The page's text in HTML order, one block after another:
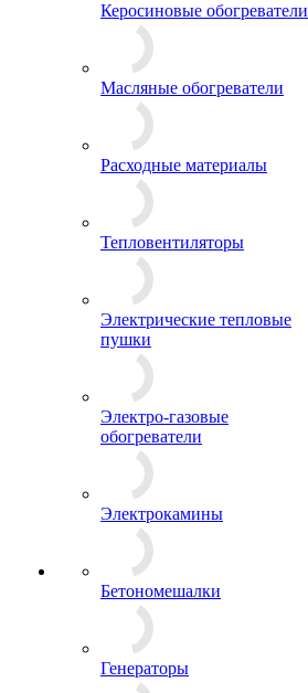
Керосиновые обогреватели
Масляные обогреватели
Расходные материалы
Тепловентиляторы
Электрические тепловые
пушки
Электро-газовые
обогреватели
Электрокамины
Бетономешалки
Генераторы